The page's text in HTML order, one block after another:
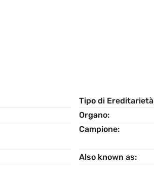
Tipo di Ereditarietà
Organo
Campione
Also known as